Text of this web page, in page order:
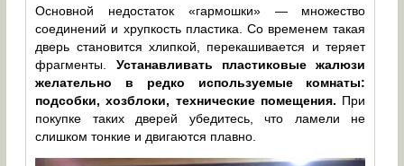
Основной недостаток «гармошки» — множество
соединений и хрупкость пластика. Со временем такая
дверь становится хлипкой, перекашивается и теряет
фрагменты. Устанавливать пластиковые жалюзи
желательно в редко используемые комнаты:
подсобки, хозблоки, технические помещения. При
покупке таких дверей убедитесь, что ламели не
слишком тонкие и двигаются плавно.